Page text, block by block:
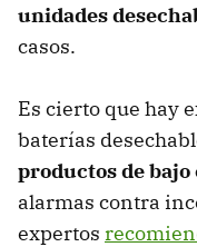
unidades
casos.
Es cierto que hay
baterías
productos de bajo
alarmas contra
expertos